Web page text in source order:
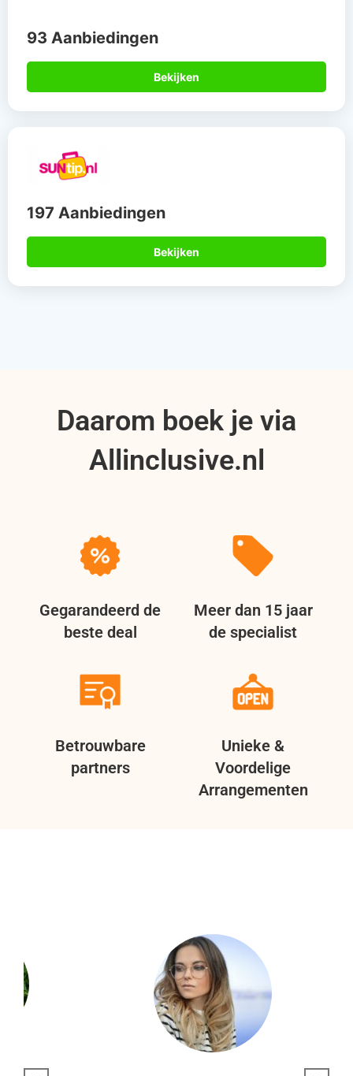
93 Aanbiedingen
Bekijken
197 Aanbiedingen
Bekijken
Daarom boek je via
Allinclusive.nl
Gegarandeerd de
beste deal
Meer dan 15 jaar
de specialist
Betrouwbare
partners
Unieke &
Voordelige
Arrangementen